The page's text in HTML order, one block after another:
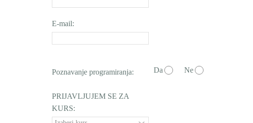
E-mail:
Poznavanje programiranja: Da Ne
PRIJAVLJUJEM SE ZA
KURS: